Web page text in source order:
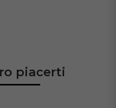
piacerti